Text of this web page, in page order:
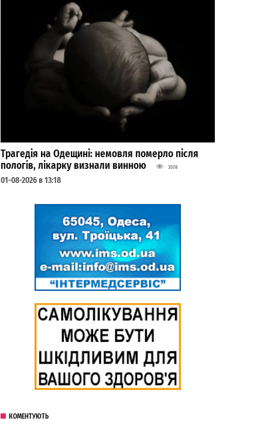
Трагедія на Одещині: немовля померло після
пологів, лікарку визнали винною
3578
01-08-2026 в 13:18
КОМЕНТУЮТЬ